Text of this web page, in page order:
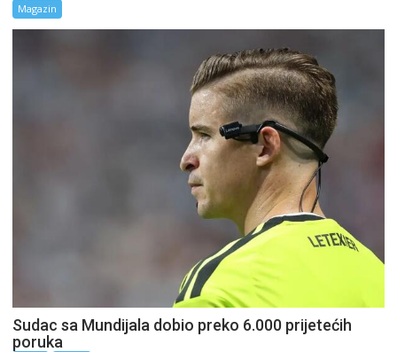
Magazin
Sudac sa Mundijala dobio preko 6.000 prijetećih
poruka